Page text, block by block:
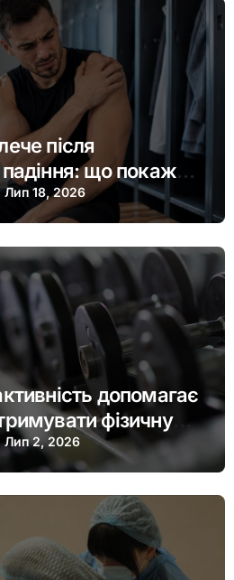
після
що покаже
Лип 18, 2026
допомагає
фізичну
життя
Лип 2, 2026